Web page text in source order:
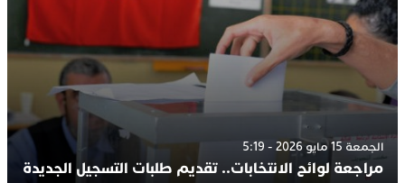
الجمعة 15 مايو 2026 - 5:19
مراجعة لوائح الانتخابات.. تقديم طلبات التسجيل الجديدة